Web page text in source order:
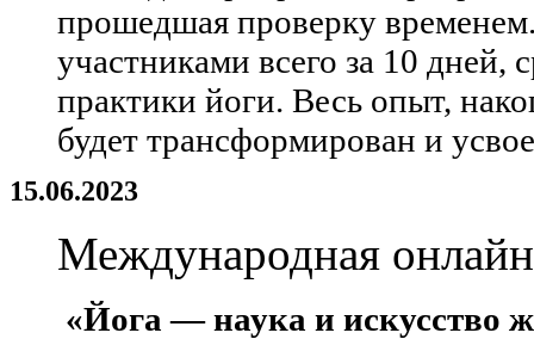
прошедшая проверку
участниками всего за 10
практики йоги. Весь опыт,
будет трансформирован и
15.06.2023
Международная
«Йога — наука и искусство